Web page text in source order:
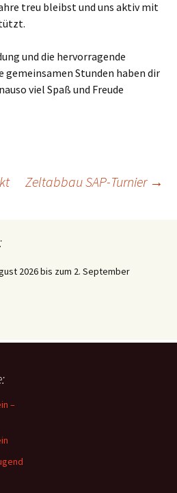
treu bleibst und uns aktiv mit
und die hervorragende
gemeinsamen Stunden haben dir
viel Spaß und Freude
Zeltabbau SAP-Turnier →
2026 bis zum 2. September
–